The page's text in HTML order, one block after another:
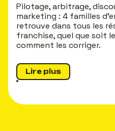
Pilotage, arbitrage,
marketing : 4 familles
retrouve dans tous les
franchise, quel que soit
comment les corriger.
Lire plus